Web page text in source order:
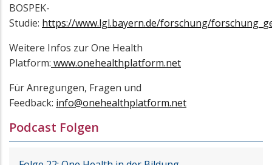
BOSPEK-
Studie: https://www.lgl.bayern.de/forschung/
Weitere Infos zur One Health
Platform: www.onehealthplatform.net
Für Anregungen, Fragen und
Feedback: info@onehealthplatform.net
Podcast Folgen